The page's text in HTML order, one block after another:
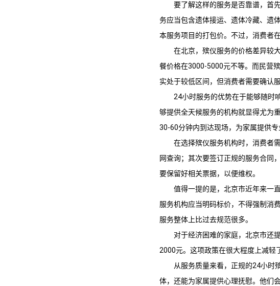
要了解这样的服务是否靠谱，首
务应当包含遗体接运、遗体冷藏、遗
本服务项目的打包价。不过，消费者
在北京，殡仪服务的价格差异较
餐价格在3000-5000元不等。而民营
实处于较低区间，但消费者需要确认
24小时服务的优势在于能够随时
够提供全天候服务的机构就显得尤为
30-60分钟内到达现场，为家属提供专
在选择殡仪服务机构时，消费者
网查询；其次要签订正规的服务合同
要保留好相关票据，以便维权。
值得一提的是，北京市近年来一
服务机构应当明码标价，不得强制消
服务整体上比过去规范很多。
对于经济困难的家庭，北京市还
2000元。这项政策在很大程度上减轻
从服务质量来看，正规的24小时
体，还能为家属提供心理抚慰。他们